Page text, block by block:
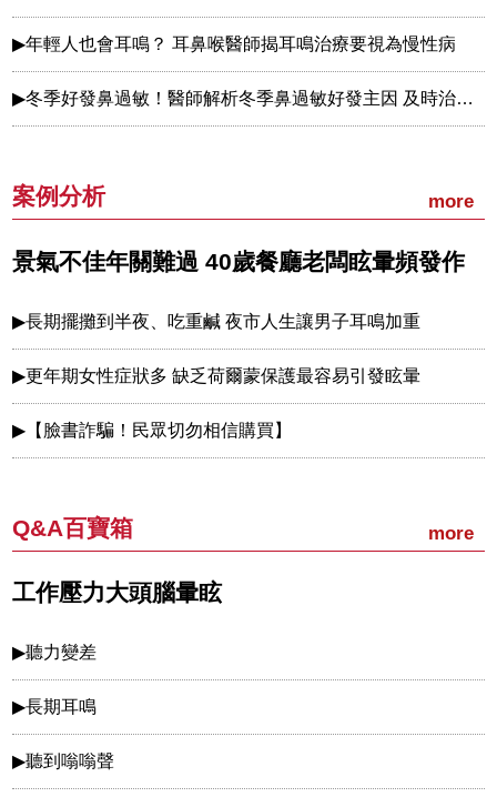
年輕人也會耳鳴？ 耳鼻喉醫師揭耳鳴治療要視為慢性病
冬季好發鼻過敏！醫師解析冬季鼻過敏好發主因 及時治療遠離鼻過敏
案例分析 more
景氣不佳年關難過 40歲餐廳老闆眩暈頻發作
長期擺攤到半夜、吃重鹹 夜市人生讓男子耳鳴加重
更年期女性症狀多 缺乏荷爾蒙保護最容易引發眩暈
【臉書詐騙！民眾切勿相信購買】
Q&A百寶箱 more
工作壓力大頭腦暈眩
聽力變差
長期耳鳴
聽到嗡嗡聲